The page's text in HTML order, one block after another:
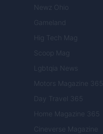
Newz Ohio
Gameland
Hig Tech Mag
Scoop Mag
Lgbtqia News
Motors Magazine 365
Day Travel 365
Home Magazine 365
Cineverse Magazine